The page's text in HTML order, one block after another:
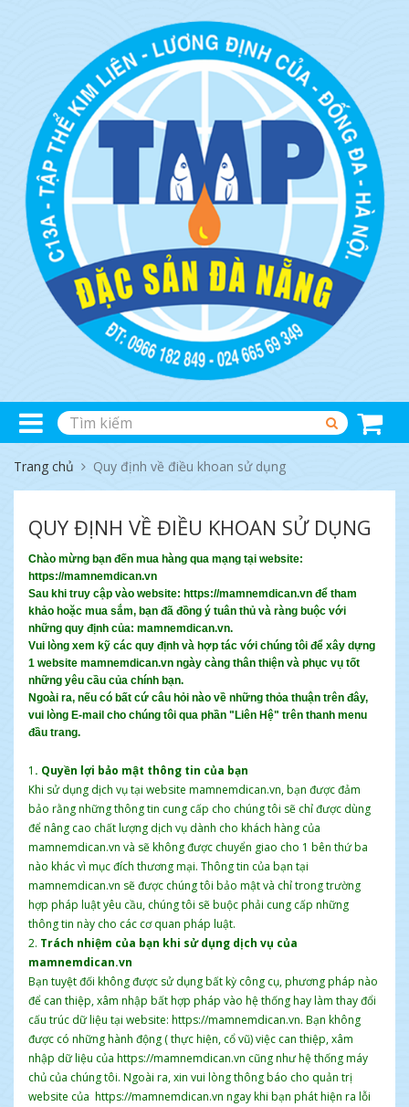
Trang chủ Quy định về điều khoan sử dụng
QUY ĐỊNH VỀ ĐIỀU KHOAN SỬ DỤNG
Chào mừng bạn đến mua hàng qua mạng tại website:
https://mamnemdican.vn
Sau khi truy cập vào website: https://mamnemdican.vn để tham
khảo hoặc mua sắm, bạn đã đồng ý tuân thủ và ràng buộc với
những quy định của: mamnemdican.vn.
Vui lòng xem kỹ các quy định và hợp tác với chúng tôi để xây dựng
1 website mamnemdican.vn ngày càng thân thiện và phục vụ tốt
những yêu cầu của chính bạn.
Ngoài ra, nếu có bất cứ câu hỏi nào về những thỏa thuận trên đây,
vui lòng E-mail cho chúng tôi qua phần "Liên Hệ" trên thanh menu
đầu trang.
1 . Quyền lợi bảo mật thông tin của bạn
Khi sử dụng dịch vụ tại website mamnemdican.vn, bạn được đảm
bảo rằng những thông tin cung cấp cho chúng tôi sẽ chỉ được dùng
để nâng cao chất lượng dịch vụ dành cho khách hàng của
mamnemdican.vn và sẽ không được chuyển giao cho 1 bên thứ ba
nào khác vì mục đích thương mại. Thông tin của bạn tại
mamnemdican.vn sẽ được chúng tôi bảo mật và chỉ trong trường
hợp pháp luật yêu cầu, chúng tôi sẽ buộc phải cung cấp những
thông tin này cho các cơ quan pháp luật.
2. Trách nhiệm của bạn khi sử dụng dịch vụ của
mamnemdican.vn
Bạn tuyệt đối không được sử dụng bất kỳ công cụ, phương pháp nào
để can thiệp, xâm nhập bất hợp pháp vào hệ thống hay làm thay đổi
cấu trúc dữ liệu tại website: https://mamnemdican.vn. Bạn không
được có những hành động ( thực hiện, cổ vũ) việc can thiệp, xâm
nhập dữ liệu của https://mamnemdican.vn cũng như hệ thống máy
chủ của chúng tôi. Ngoài ra, xin vui lòng thông báo cho quản trị
website của https://mamnemdican.vn ngay khi bạn phát hiện ra lỗi